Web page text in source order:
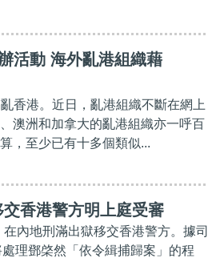
活動 海外亂港組織藉
香港。近日，亂港組織不斷在網上
澳洲和加拿大的亂港組織亦一呼百
，至少已有十多個類似...
交香港警方明上庭受審
內地刑滿出獄移交香港警方。據司
理鄧棨然「依令緝捕歸案」的程